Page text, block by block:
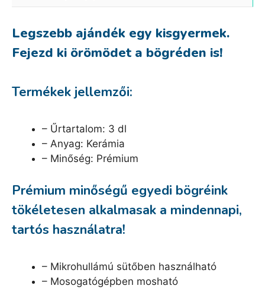
Legszebb ajándék egy kisgyermek.
Fejezd ki örömödet a bögréden is!
Termékek jellemzői:
– Űrtartalom: 3 dl
– Anyag: Kerámia
– Minőség: Prémium
Prémium minőségű egyedi bögréink
tökéletesen alkalmasak a mindennapi,
tartós használatra!
– Mikrohullámú sütőben használható
– Mosogatógépben mosható